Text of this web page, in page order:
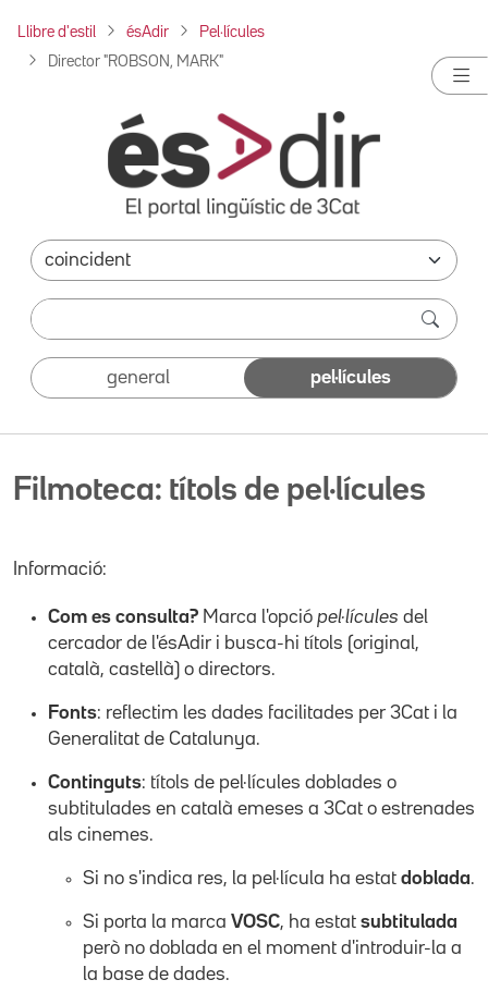
Llibre d'estil ésAdir Pel·lícules
Director "ROBSON, MARK"
general pel·lícules
Filmoteca: títols de pel·lícules
Informació:
Com es consulta? Marca l'opció pel·lícules del
cercador de l'ésAdir i busca-hi títols (original,
català, castellà) o directors.
Fonts: reflectim les dades facilitades per 3Cat i la
Generalitat de Catalunya.
Continguts: títols de pel·lícules doblades o
subtitulades en català emeses a 3Cat o estrenades
als cinemes.
Si no s'indica res, la pel·lícula ha estat doblada.
Si porta la marca VOSC, ha estat subtitulada
però no doblada en el moment d'introduir-la a
la base de dades.